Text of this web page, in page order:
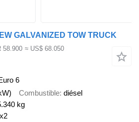
GALVANIZED TOW TRUCK
58.900 ≈ US$ 68.050
6
Combustible diésel
kg